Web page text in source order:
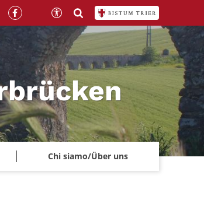
Chi siamo/Über uns